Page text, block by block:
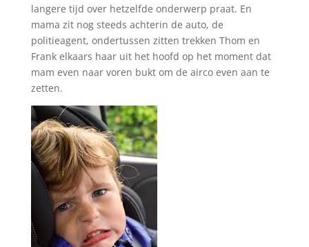
langere tijd over hetzelfde onderwerp praat. En
mama zit nog steeds achterin de auto, de
politieagent, ondertussen zitten trekken Thom en
Frank elkaars haar uit het hoofd op het moment dat
mam even naar voren bukt om de airco even aan te
zetten.